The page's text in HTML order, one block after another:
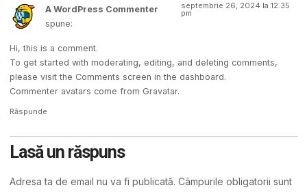
A WordPress Commenter
spune:
septembrie 26, 2024 la 12:35
pm
Hi, this is a comment.
To get started with moderating, editing, and deleting comments,
please visit the Comments screen in the dashboard.
Commenter avatars come from Gravatar.
Răspunde
Lasă un răspuns
Adresa ta de email nu va fi publicată. Câmpurile obligatorii sunt